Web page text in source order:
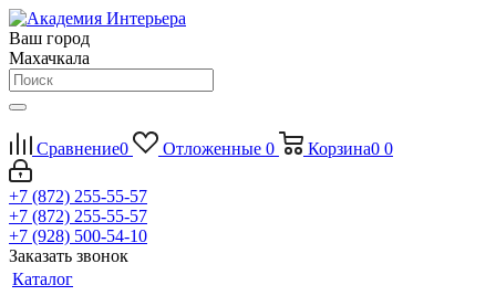
Ваш город
Махачкала
Сравнение0 Отложенные 0 Корзина0 0
+7 (872) 255-55-57
+7 (872) 255-55-57
+7 (928) 500-54-10
Заказать звонок
Каталог